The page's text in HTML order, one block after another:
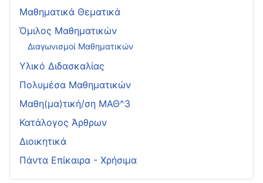
Μαθηματικά Θεματικά
Όμιλος Μαθηματικών
Διαγωνισμοί Μαθηματικών
Υλικό Διδασκαλίας
Πολυμέσα Μαθηματικών
Μαθη(μα)τική/ση ΜΑΘ^3
Κατάλογος Άρθρων
Διοικητικά
Πάντα Επίκαιρα - Χρήσιμα